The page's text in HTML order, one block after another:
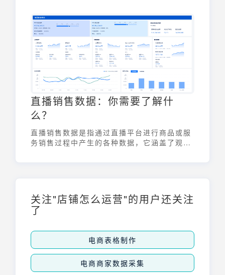
平台提供商品展示、跨境物流对接、交易担保
等一体化服务，助力中小企业拓展海外市场。
下文将详解速卖通平台的核心功能与运营要
点。
直播销售数据：你需要了解什
么？
直播销售数据是指通过直播平台进行商品或服
务销售过程中产生的各种数据，它涵盖了观看
商家和平台而言至关重要，有助于更好地把握
市场趋势和用户需求。
关注"店铺怎么运营"的用户还关注
了
电商表格制作
电商商家数据采集